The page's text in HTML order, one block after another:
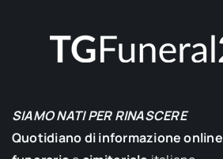
SIAMO NATI PER RINASCERE
Quotidiano di informazione online